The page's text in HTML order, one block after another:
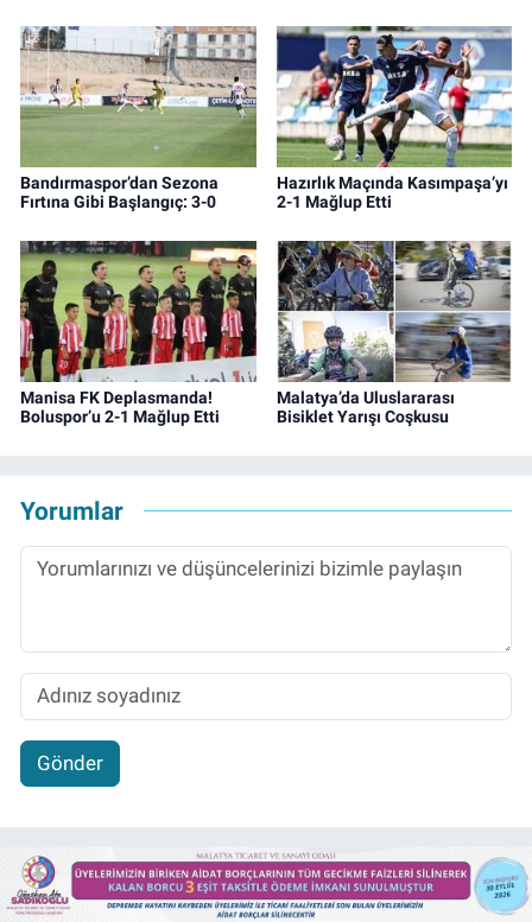
Bandırmaspor’dan Sezona
Fırtına Gibi Başlangıç: 3-0
Hazırlık Maçında Kasımpaşa’yı
2-1 Mağlup Etti
Manisa FK Deplasmanda!
Boluspor’u 2-1 Mağlup Etti
Malatya’da Uluslararası
Bisiklet Yarışı Coşkusu
Yorumlar
Gönder